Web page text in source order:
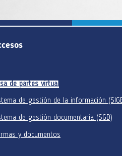
de partes virtual
de gestión de la información
de gestión documentaria (SGD)
y documentos